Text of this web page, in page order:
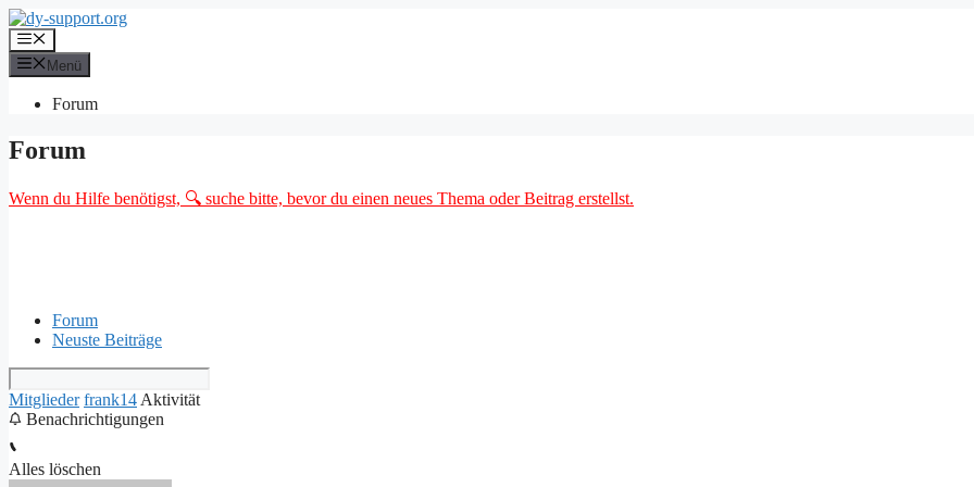
Zum
Inhalt
springen
Menü
Menü
Forum
Forum
Wenn du Hilfe benötigst, 🔍 suche bitte, bevor du einen neues Thema oder Beitrag erstellst.
Forum
Neuste Beiträge
Mitglieder frank14Aktivität
Benachrichtigungen
Alles löschen